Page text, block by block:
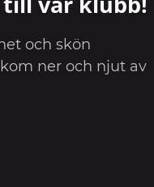
och skön
ner och njut av